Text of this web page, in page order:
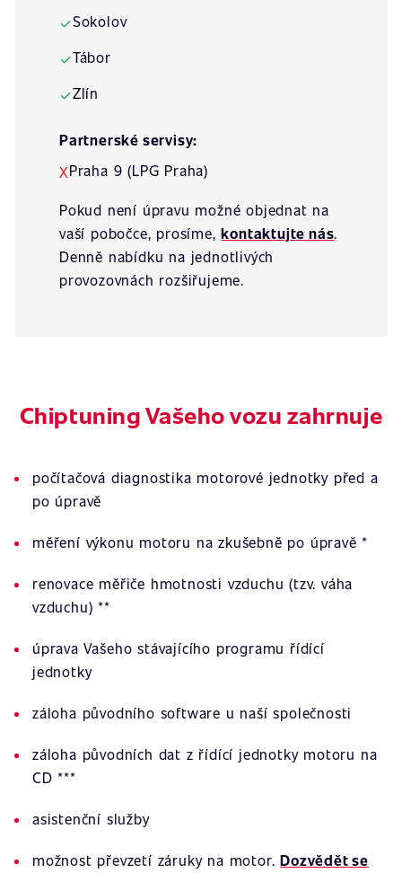
✓Sokolov
✓Tábor
✓Zlín
Partnerské servisy:
XPraha 9 (LPG Praha)
Pokud není úpravu možné objednat na
vaší pobočce, prosíme,kontaktujte nás.
Denně nabídku na jednotlivých
provozovnách rozšiřujeme.
Chiptuning Vašeho vozu zahrnuje
počítačová diagnostika motorové jednotky před a
po úpravě
měření výkonu motoru na zkušebně po úpravě *
renovace měřiče hmotnosti vzduchu (tzv. váha
vzduchu) **
úprava Vašeho stávajícího programu řídící
jednotky
záloha původního software u naší společnosti
záloha původních dat z řídící jednotky motoru na
CD ***
asistenční služby
možnost převzetí záruky na motor.Dozvědět se